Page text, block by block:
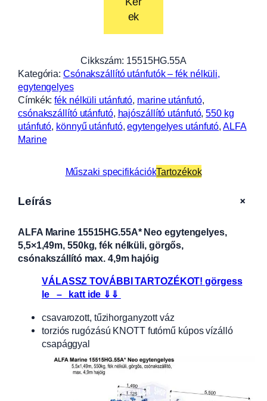
ek
Cikkszám: 15515HG.55A
Kategória: Csónakszállító utánfutók – fék nélküli,
egytengelyes
Címkék:fék nélküli utánfutó, marine utánfutó
csónakszállító utánfutó, hajószállító utánfutó, 550 kg
utánfutó, könnyű utánfutó, egytengelyes utánfutó, ALFA
Marine
Műszaki specifikációkTartozékok
Leírás +
ALFA Marine 15515HG.55A* Neo egytengelyes,
5,5×1,49m, 550kg, fék nélküli, görgős,
csónakszállító max. 4,9m hajóig
VÁLASSZ TOVÁBBI TARTOZÉKOT! görgess
le – katt ide ⇓⇓
csavarozott, tűzihorganyzott váz
torziós rugózású KNOTT futómű kúpos vízálló
csapággyal